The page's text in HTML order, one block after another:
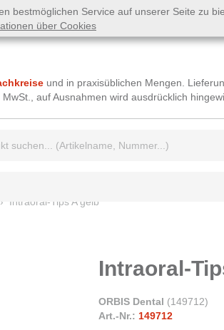
bestmöglichen Service auf unserer Seite zu
über Cookies
und in praxisüblichen Mengen.
auf Ausnahmen wird ausdrücklich
Intraoral-Tips A gelb
Intraoral-
ORBIS Dental (149712)
Art.-Nr.: 149712